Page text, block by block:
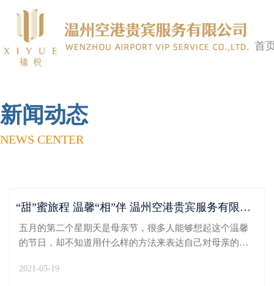
首
新闻动态
NEWS CENTER
“甜”蜜旅程 温馨“相”伴 温州空港贵宾服务有限公司开展母亲节特别活动
五月的第二个星期天是母亲节，很多人能够想起这个温馨
的节日，却不知道用什么样的方法来表达自己对母亲的情
喜，将感恩和浪漫送给妈妈们。5月9日一早，每一位温州
2021-05-19